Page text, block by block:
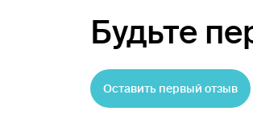
Будьте
Оставить первый отзыв